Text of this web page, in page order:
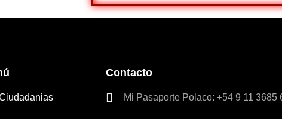
Contacto
Mi Pasaporte Polaco: +54 9 11 3685